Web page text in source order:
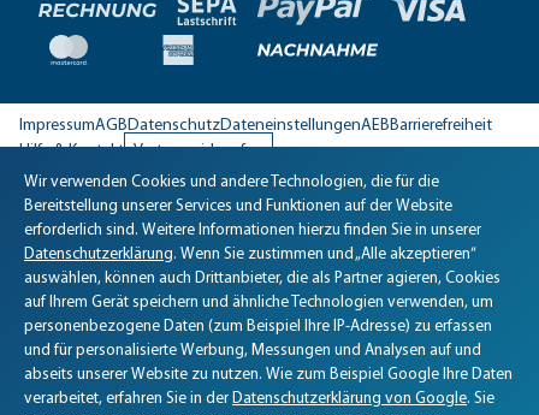
ImpressumAGBDatenschutzDateneinstellungenAEBBarrierefreiheit
Hilfe & Kontakt Vertrag widerrufen
Biomaris Cookie-Einstellungen geöffnet
Wir verwenden Cookies und andere Technologien, die für die
Bereitstellung unserer Services und Funktionen auf der Website
erforderlich sind. Weitere Informationen hierzu finden Sie in unserer
Datenschutzerklärung. Wenn Sie zustimmen und „Alle akzeptieren“
auswählen, können auch Drittanbieter, die als Partner agieren, Cookies
auf Ihrem Gerät speichern und ähnliche Technologien verwenden, um
personenbezogene Daten (zum Beispiel Ihre IP-Adresse) zu erfassen
und für personalisierte Werbung, Messungen und Analysen auf und
abseits unserer Website zu nutzen. Wie zum Beispiel Google Ihre Daten
verarbeitet, erfahren Sie in der Datenschutzerklärung von Google. Sie